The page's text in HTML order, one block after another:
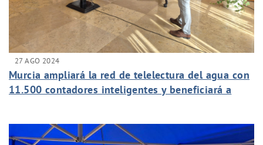
27 AGO 2024
Murcia ampliará la red de telelectura del agua con
11.500 contadores inteligentes y beneficiará a